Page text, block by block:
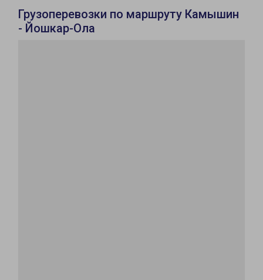
Грузоперевозки по маршруту Камышин
- Йошкар-Ола